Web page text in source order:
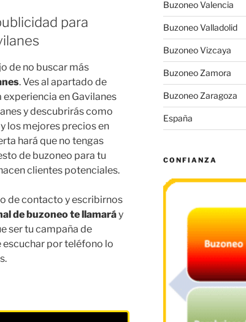
para
de no buscar más
. Ves al apartado de
en Gavilanes
y descubrirás como
los mejores precios en
hará que no tengas
de buzoneo para tu
clientes potenciales.
de contacto y escribirnos
de buzoneo te llamaráy
ser tu campaña de
escuchar por teléfono lo
Buzoneo Valencia
Buzoneo Valladolid
Buzoneo Vizcaya
Buzoneo Zamora
Buzoneo Zaragoza
España
CONFIANZA